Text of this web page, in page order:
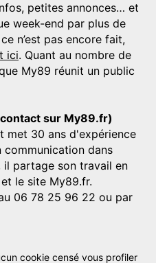
petites annonces… et
week-end par plus de
n’est pas encore fait,
ici. Quant au nombre de
My89 réunit un public
sur My89.fr)
met 30 ans d'expérience
dans
il partage son travail en
le site My89.fr.
06 78 25 96 22 ou par
cookie censé vous profiler